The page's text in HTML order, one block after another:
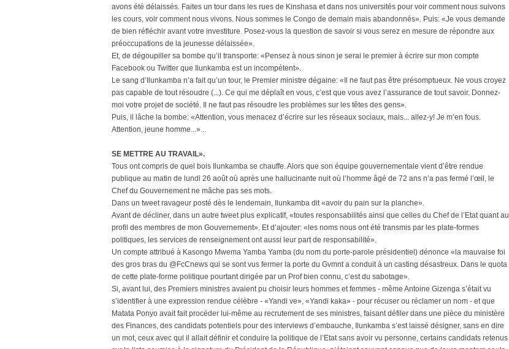
avons été délaissés. Faites un tour dans les rues de Kinshasa et dans nos universités pour voir comment nous suivons
les cours, voir comment nous vivons. Nous sommes le Congo de demain mais abandonnés». Puis: «Je vous demande
de bien réfléchir avant votre investiture. Posez-vous la question de savoir si vous serez en mesure de répondre aux
préoccupations de la jeunesse délaissée».
Et, de dégoupiller sa bombe qu’il transporte: «Pensez à nous sinon je serai le premier à écrire sur mon compte
Facebook ou Twitter que Ilunkamba est un incompétent».
Le sang d’Ilunkamba n’a fait qu’un tour, le Premier ministre dégaine: «Il ne faut pas être présomptueux. Ne vous croyez
pas capable de tout résoudre (...). Ce qui me déplaît en vous, c’est que vous avez l’assurance de tout savoir. Donnez-
moi votre projet de société. Il ne faut pas résoudre les problèmes sur les têtes des gens».
Puis, il lâche la bombe: «Attention, vous menacez d’écrire sur les réseaux sociaux, mais... allez-y! Je m’en fous.
Attention, jeune homme...»...
SE METTRE AU TRAVAIL».
Tous ont compris de quel bois Ilunkamba se chauffe. Alors que son équipe gouvernementale vient d’être rendue
publique au matin de lundi 26 août où après une hallucinante nuit où l’homme âgé de 72 ans n’a pas fermé l’œil, le
Chef du Gouvernement ne mâche pas ses mots.
Dans un tweet ravageur posté dès le lendemain, Ilunkamba dit «avoir du pain sur la planche».
Avant de décliner, dans un autre tweet plus explicatif, «toutes responsabilités ainsi que celles du Chef de l’Etat quant au
profil des membres de mon Gouvernement». Et d’ajouter: «les noms nous ont été transmis par les plate-formes
politiques, les services de renseignement ont aussi leur part de responsabilité».
Un compte attribué à Kasongo Mwema Yamba Yamba (du nom du porte-parole présidentiel) dénonce «la mauvaise foi
des gros bras du @FcCnews qui se sont vus fermer la porte du Gvmnt a conduit à un casting désastreux. Dans le quota
de cette plate-forme politique pourtant dirigée par un Prof bien connu, c’est du sabotage».
Si, avant lui, des Premiers ministres avaient pu choisir leurs hommes et femmes - même Antoine Gizenga s’était vu
s’identifier à une expression rendue célèbre - «Yandi ve», «Yandi kaka» - pour récuser ou réclamer un nom - et que
Matata Ponyo avait fait procéder lui-même au recrutement de ses ministres, faisant défiler dans une pièce du ministère
des Finances, des candidats potentiels pour des interviews d’embauche, Ilunkamba s’est laissé désigner, sans en dire
un mot, ceux avec qui il allait définir et conduire la politique de l’Etat sans avoir vu personne, certains candidats retenus